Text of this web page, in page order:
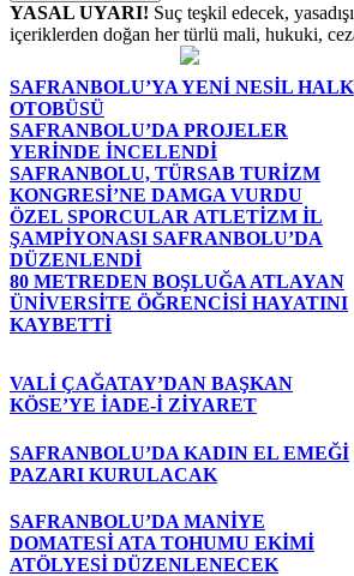
YASAL UYARI! Suç teşkil edecek,
içeriklerden doğan her türlü mali, hukuki,
SAFRANBOLU’YA YENİ NESİL HALK
OTOBÜSÜ
SAFRANBOLU’DA PROJELER
YERİNDE İNCELENDİ
SAFRANBOLU, TÜRSAB TURİZM
KONGRESİ’NE DAMGA VURDU
ÖZEL SPORCULAR ATLETİZM İL
ŞAMPİYONASI SAFRANBOLU’DA
DÜZENLENDİ
80 METREDEN BOŞLUĞA ATLAYAN
ÜNİVERSİTE ÖĞRENCİSİ HAYATINI
KAYBETTİ
VALİ ÇAĞATAY’DAN BAŞKAN
KÖSE’YE İADE-İ ZİYARET
SAFRANBOLU’DA KADIN EL EMEĞİ
PAZARI KURULACAK
SAFRANBOLU’DA MANİYE
DOMATESİ ATA TOHUMU EKİMİ
ATÖLYESİ DÜZENLENECEK